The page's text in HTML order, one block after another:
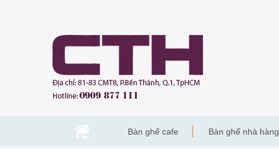
Bàn ghế cafe Bàn ghế nhà hàng